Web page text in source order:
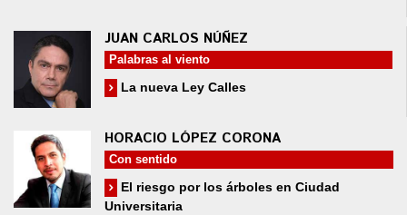
JUAN CARLOS NÚÑEZ
Palabras al viento
La nueva Ley Calles
HORACIO LÓPEZ CORONA
Con sentido
El riesgo por los árboles en Ciudad
Universitaria